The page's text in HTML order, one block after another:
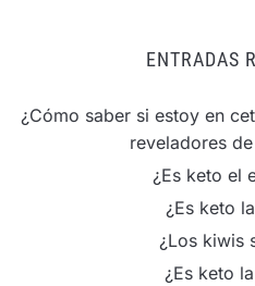
ENTRADAS
¿Cómo saber si estoy en
reveladores
¿Es keto el
¿Es keto
¿Los kiwis
¿Es keto